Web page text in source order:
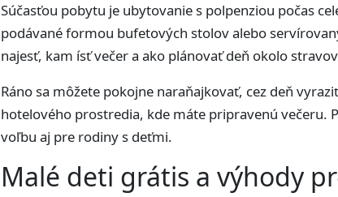
Súčasťou pobytu je ubytovanie s polpenziou počas
podávané formou bufetových stolov alebo
najesť, kam ísť večer a ako plánovať deň okolo
Ráno sa môžete pokojne naraňajkovať, cez deň
hotelového prostredia, kde máte pripravenú večeru.
voľbu aj pre rodiny s deťmi.
Malé deti grátis a výhody